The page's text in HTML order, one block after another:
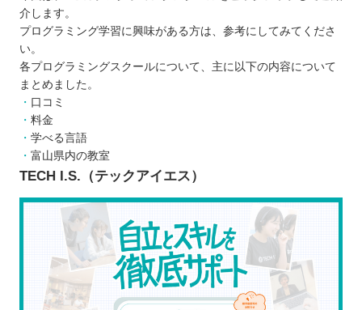
介します。
プログラミング学習に興味がある方は、参考にしてみてくださ
い。
各プログラミングスクールについて、主に以下の内容について
まとめました。
口コミ
料金
学べる言語
富山県内の教室
TECH I.S.（テックアイエス）